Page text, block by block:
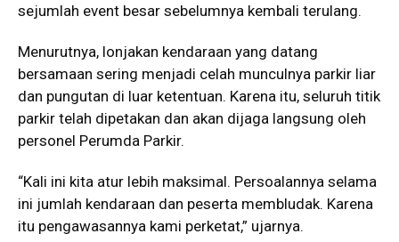
sejumlah event besar sebelumnya kembali terulang.
Menurutnya, lonjakan kendaraan yang datang
bersamaan sering menjadi celah munculnya parkir liar
dan pungutan di luar ketentuan. Karena itu, seluruh titik
parkir telah dipetakan dan akan dijaga langsung oleh
personel Perumda Parkir.
“Kali ini kita atur lebih maksimal. Persoalannya selama
ini jumlah kendaraan dan peserta membludak. Karena
itu pengawasannya kami perketat,” ujarnya.